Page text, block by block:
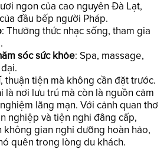
ngon của cao nguyên Đà Lạt,
đầu bếp người Pháp.
: Thưởng thức nhạc sống, tham gia
sóc sức khỏe: Spa, massage,
, thuận tiện mà không cần đặt trước.
là nơi lưu trú mà còn là nguồn cảm
lãng mạn. Với cảnh quan thơ
nghiệp và tiện nghi đẳng cấp,
không gian nghỉ dưỡng hoàn hảo,
quên trong lòng du khách.